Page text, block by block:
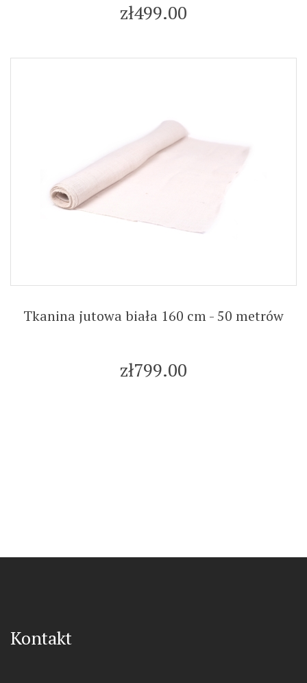
zł499.00
Tkanina jutowa biała 160 cm - 50 metrów
zł799.00
Kontakt